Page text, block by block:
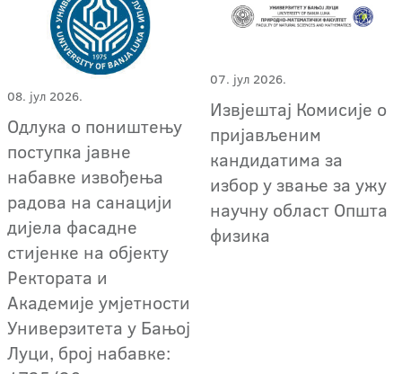
08. јул 2026.
Одлука о поништењу
поступка јавне
набавке извођења
радова на санацији
дијела фасадне
стијенке на објекту
Ректората и
Академије умјетности
Универзитета у Бањој
Луци, број набавке:
07. јул 2026.
Извјештај Комисије о
пријављеним
кандидатима за
избор у звање за ужу
научну област Општа
физика